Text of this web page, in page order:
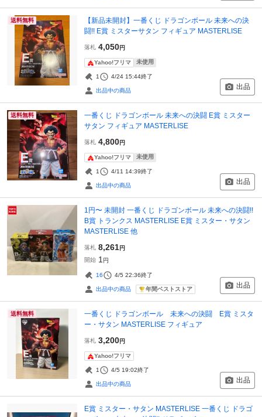
送料無料
【新品未開封】一番くじ ドラゴンボール 未来への決
闘!! E賞 ミスターサタン フィギュア MASTERLISE
落札 4,050円
Yahoo!フリマ 未使用
1 4/24 15:44終了
出品中の商品 出品
送料無料
一番くじ ドラゴンボール 未来への決闘 E賞 ミスター
サタン フィギュア MASTERLISE
落札 4,800円
Yahoo!フリマ 未使用
1 4/11 14:39終了
出品中の商品 出品
1円〜 未開封 一番くじ ドラゴンボール 未来への決闘!!
B賞 トランクス MASTERLISE E賞 ミスター・サタン
MASTERLISE 他
落札 8,261円
開始 1 円
16 4/5 22:36終了
出品中の商品 年間ベストストア 出品
送料無料
一番くじ ドラゴンボール 未来への決闘 E賞 ミスタ
ー・サタン MASTERLISE フィギュア
落札 3,200円
Yahoo!フリマ
1 4/5 19:02終了
出品中の商品 出品
E賞 ミスター・サタン MASTERLISE 一番くじ ドラゴ